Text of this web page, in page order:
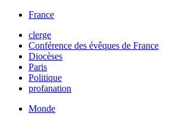
France
clerge
Conférence des évêques de France
Diocèses
Paris
Politique
profanation
Monde